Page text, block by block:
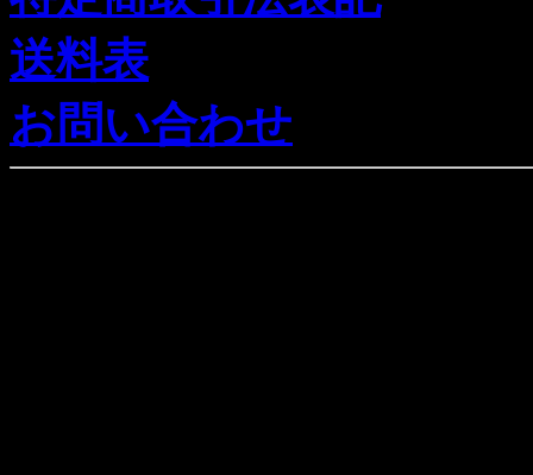
送料表
お問い合わせ